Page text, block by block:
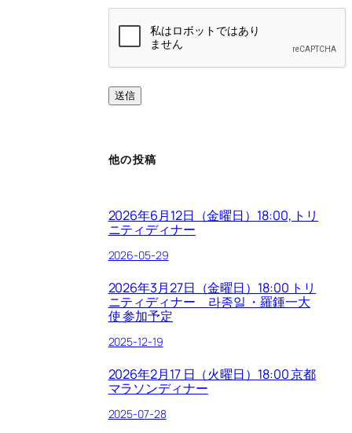
他の投稿
2026年6月12日（金曜日）18:00, トリ
ニティディナー
2026-05-29
2026年3月27日（金曜日）18:00 トリ
ニティディナー 라종일 ・羅鍾一大
使 参加予定
2025-12-19
2026年2月17 日（火曜日）18:00 京都
マラソンディナー
2025-07-28